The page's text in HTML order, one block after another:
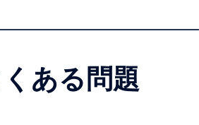
ある問題